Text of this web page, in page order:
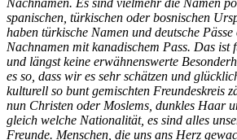
spanischen, türkischen oder bosnischen
haben türkische Namen und deutsche
Nachnamen mit kanadischem Pass. Das
und längst keine erwähnenswerte
es so, dass wir es sehr schätzen und
kulturell so bunt gemischten Freundeskreis
nun Christen oder Moslems, dunkles Haar
gleich welche Nationalität, es sind alles
Freunde. Menschen, die uns ans Herz